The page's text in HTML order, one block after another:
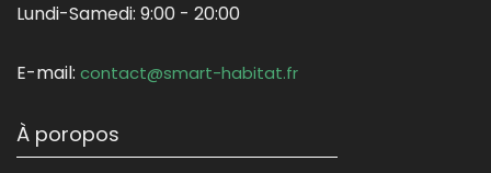
Lundi-Samedi: 9:00 - 20:00
E-mail: contact@smart-habitat.fr
À poropos